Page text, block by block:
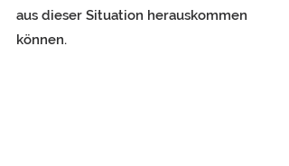
aus dieser Situation herauskommen
können.